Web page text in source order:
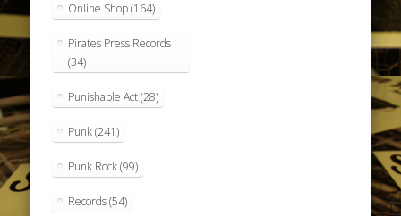
Online Shop(164)
Pirates Press Records
(34)
Punishable Act(28)
Punk(241)
Punk Rock(99)
Records(54)